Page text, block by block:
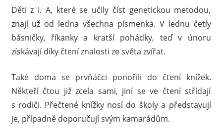
Děti z I. A, které se učily číst genetickou metodou,
znají už od ledna všechna písmenka. V lednu četly
básničky, říkanky a kratší pohádky, teď v únoru
získávají díky čtení znalosti ze světa zvířat.
Také doma se prvňáčci ponořili do čtení knížek.
Někteří čtou již zcela sami, jiní se ve čtení střídají
s rodiči. Přečtené knížky nosí do školy a představují
je, případně doporučují svým kamarádům.